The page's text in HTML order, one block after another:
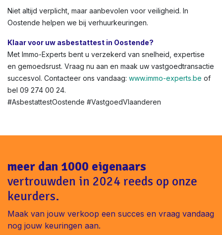
Niet altijd verplicht, maar aanbevolen voor veiligheid. In
Oostende helpen we bij verhuurkeuringen.
Klaar voor uw asbestattest in Oostende?
Met Immo-Experts bent u verzekerd van snelheid, expertise
en gemoedsrust. Vraag nu aan en maak uw vastgoedtransactie
succesvol. Contacteer ons vandaag: www.immo-experts.be of
bel 09 274 00 24.
#AsbestattestOostende #VastgoedVlaanderen
meer dan 1000 eigenaars
vertrouwden in 2024 reeds op onze
keurders.
Maak van jouw verkoop een succes en vraag vandaag
nog jouw keuringen aan.